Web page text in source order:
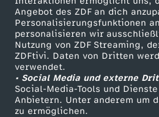
Angebot des ZDF an dich
Personalisierungsfunktionen
personalisieren wir
Nutzung von ZDF Streaming,
ZDFtivi. Daten von Dritten
verwendet.
• Social Media und externe
Social-Media-Tools und
Anbietern. Unter anderem um
zu ermöglichen.
t
TV-Programm
ZDF Unternehmen
Karriere